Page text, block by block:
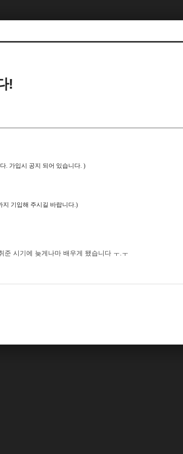
!
. 가입시 공지 되어 있습니다. )
지 기입해 주시길 바랍니다.)
준 시기에 늦게나마 배우게 됐습니다 ㅜ.ㅜ